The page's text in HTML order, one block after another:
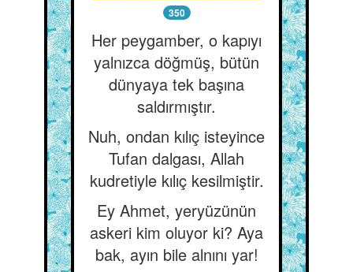
350
Her peygamber, o kapıyı
yalnızca döğmüş, bütün
dünyaya tek başına
saldırmıştır.
Nuh, ondan kılıç isteyince
Tufan dalgası, Allah
kudretiyle kılıç kesilmiştir.
Ey Ahmet, yeryüzünün
askeri kim oluyor ki? Aya
bak, ayın bile alnını yar!